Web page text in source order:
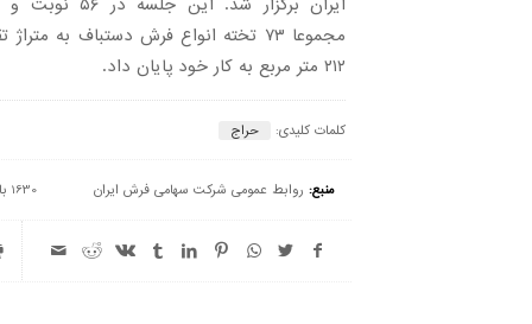
مجموعا ۷۳ تخته انواع فرش دستباف به متراژ
۲۱۲ متر مربع به کار خود پایان داد.
کلمات کلیدی: حراج
منبع: روابط عمومی شرکت سهامی فرش ایران 1630 بازدید